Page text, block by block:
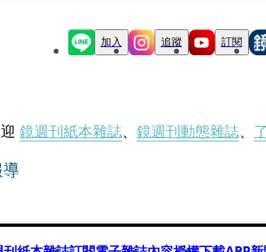
加入 追蹤 訂閱
鏡週刊紙本雜誌、 鏡週刊動態雜誌、